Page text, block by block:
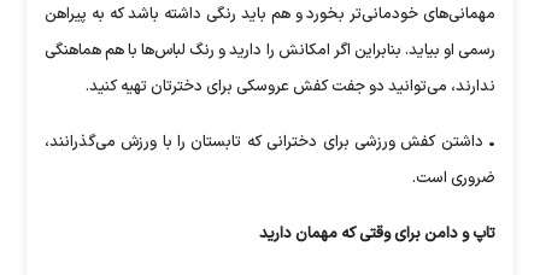
مهمانی‌های خودمانی‌تر بخورد و هم باید رنگی داشته باشد که به پیراهن
رسمی او بیاید. بنابراین اگر امکانش را دارید و رنگ لباس‌ها با هم هماهنگی
ندارند، می‌توانید دو جفت کفش عروسکی برای دخترتان تهیه کنید.
• داشتن کفش ورزشی برای دخترانی که تابستان را با ورزش می‌گذرانند،
ضروری است.
تاپ و دامن برای وقتی که مهمان دارید